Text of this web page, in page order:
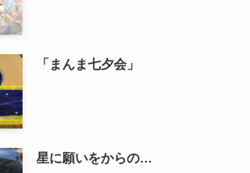
「まんま七夕会」
星に願いをからの…